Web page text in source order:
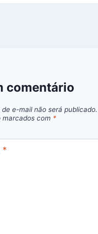
comentário
e-mail não será publicado.
marcados com *
*